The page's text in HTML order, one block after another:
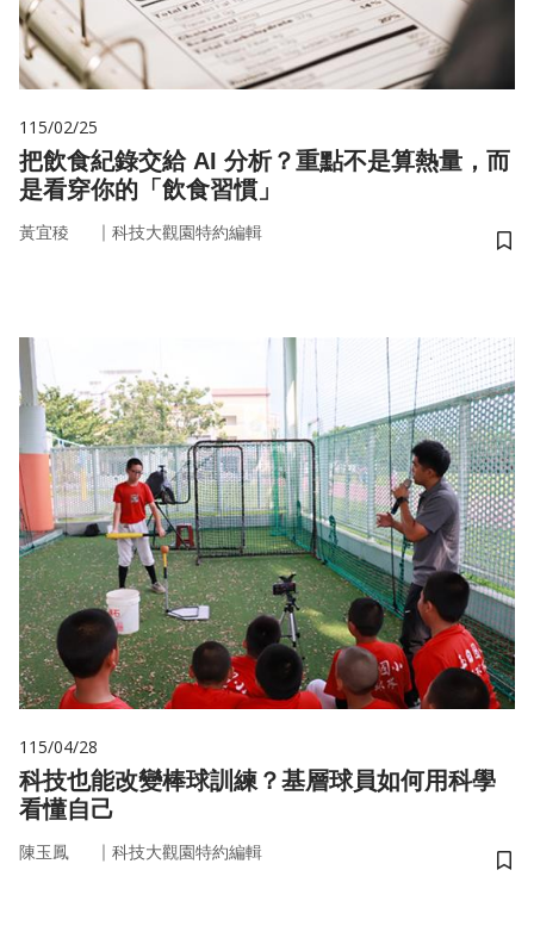
115/02/25
把飲食紀錄交給 AI 分析？重點不是算熱量，而
是看穿你的「飲食習慣」
黃宜稜 ｜ 科技大觀園特約編輯
儲
115/04/28
科技也能改變棒球訓練？基層球員如何用科學
看懂自己
陳玉鳳 ｜ 科技大觀園特約編輯
儲